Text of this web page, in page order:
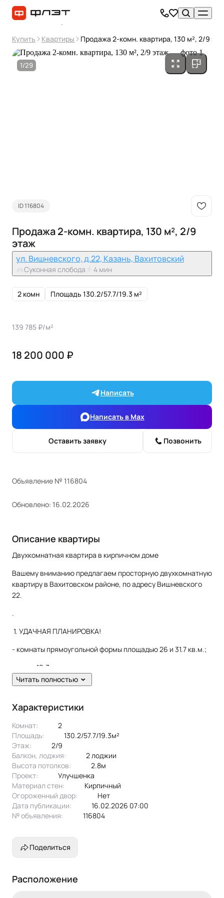
Купить Квартиры Продажа 2-комн. квартира, 130 м², 2/9
1/29
ID 116804
Продажа 2-комн. квартира, 130 м², 2/9
этаж
ул. Вишневского, д.22, Казань, Вахитовский
Суконная слобода 4 мин
2 комн Площадь 130.2/57.7/19.3 м²
139 785 ₽/м²
18 200 000 ₽
Написать
Написать в Max
Оставить заявку Позвонить
Объявление № 116804
Обновлено: 16.02.2026
Описание квартиры
Двухкомнатная квартира в кирпичном доме
Вашему вниманию предлагаем просторную двухкомнатную
квартиру в Вахитовском районе, по адресу Вишневского
22.
.
1. УДАЧНАЯ ПЛАНИРОВКА!
- комнаты прямоугольной формы площадью 26 и 31.7 кв.м.;
- кухня 19.3 кв.м.;
- просторная прихожая;
- балкон с выходом из кухни;
- раздельные сан. узлы;
- просторная гардеробная;
2. ДОМ 2005 года постройки, кирпичный. Подъезд в
хорошем состоянии, в котором следят за чистотой и
порядком.
Территория дома закрыта. Во дворе дома предусмотрена
парковка ( машино место продается отдельно )
Читать полностью
Характеристики
Комнат:
2
Площадь:
130.2/57.7/19.3м²
Этаж:
2/9
Балкон, лоджия:
2 лоджии
Высота потолков:
2.8м
Проект:
улучшенка
Материал стен:
Кирпичный
Огороженный двор:
Нет
Дата публикации:
16.02.2026 07:00
№ объявления:
116804
Поделиться
Расположение